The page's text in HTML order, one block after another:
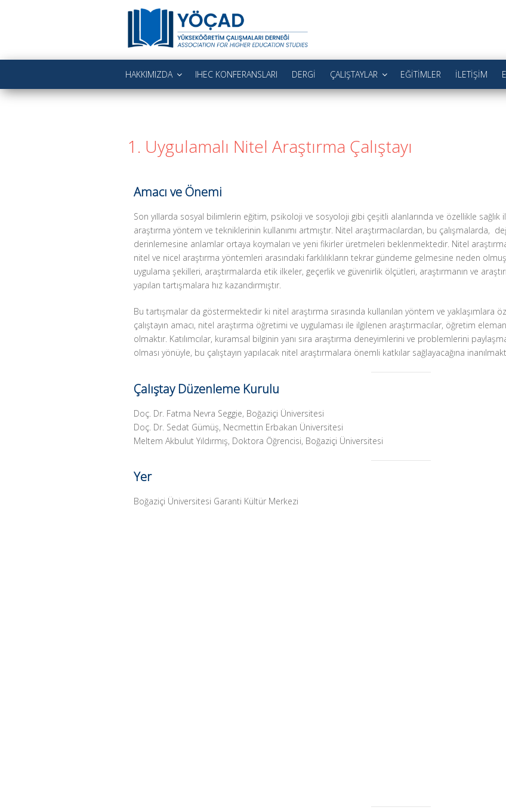
YÜKSEKÖĞRETIM ÇALIŞMALARI
Yükseköğretim Çalışmaları Derneği
HAKKIMIZDA IHEC KONFERANSLARI DERGI ÇALIŞTAYLAR EĞITIMLER İLETIŞIM
1. Uygulamalı Nitel Araştırma Çalıştayı
Amacı ve Önemi
Son yıllarda sosyal bilimlerin eğitim, psikoloji ve sosyoloji gibi çeşitli alanlarında ve özellikle sağlık
araştırma yöntem ve tekniklerinin kullanımı artmıştır. Nitel araştırmacılardan, bu çalışmalarda,
derinlemesine anlamlar ortaya koymaları ve yeni fikirler üretmeleri beklenmektedir. Nitel
nitel ve nicel araştırma yöntemleri arasındaki farklılıkların tekrar gündeme gelmesine neden
uygulama şekilleri, araştırmalarda etik ilkeler, geçerlik ve güvenirlik ölçütleri, araştırmanın ve
yapılan tartışmalara hız kazandırmıştır.
Bu tartışmalar da göstermektedir ki nitel araştırma sırasında kullanılan yöntem ve yaklaşımlara
çalıştayın amacı, nitel araştırma öğretimi ve uygulaması ile ilgilenen araştırmacılar, öğretim
olmaktır. Katılımcılar, kuramsal bilginin yanı sıra araştırma deneyimlerini ve problemlerini
olması yönüyle, bu çalıştayın yapılacak nitel araştırmalara önemli katkılar sağlayacağına
Çalıştay Düzenleme Kurulu
Doç. Dr. Fatma Nevra Seggie, Boğaziçi Üniversitesi
Doç. Dr. Sedat Gümüş, Necmettin Erbakan Üniversitesi
Meltem Akbulut Yıldırmış, Doktora Öğrencisi, Boğaziçi Üniversitesi
Yer
Boğaziçi Üniversitesi Garanti Kültür Merkezi